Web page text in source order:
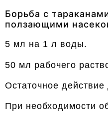
Борьба с
ползающими
5 мл на 1 л воды.
50 мл рабочего
Остаточное
При необходимости